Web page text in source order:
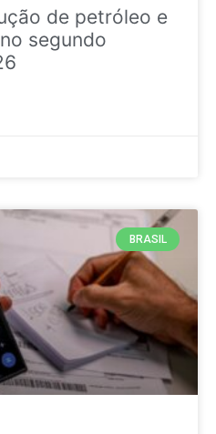
de petróleo e
segundo
BRASIL